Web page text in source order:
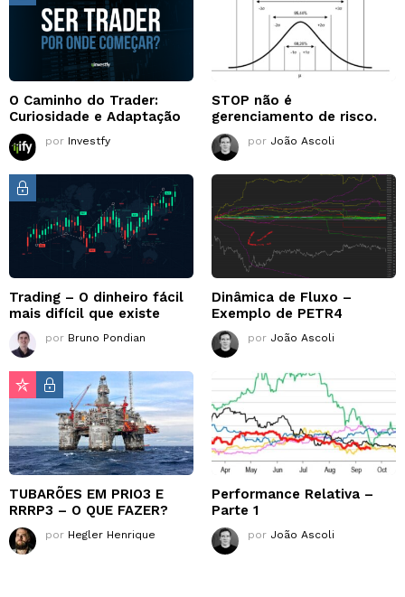
O Caminho do Trader:
Curiosidade e Adaptação
por Investfy
STOP não é
gerenciamento de risco.
por João Ascoli
Trading – O dinheiro fácil
mais difícil que existe
por Bruno Pondian
Dinâmica de Fluxo –
Exemplo de PETR4
por João Ascoli
TUBARÕES EM PRIO3 E
RRRP3 – O QUE FAZER?
por Hegler Henrique
Performance Relativa –
Parte 1
por João Ascoli